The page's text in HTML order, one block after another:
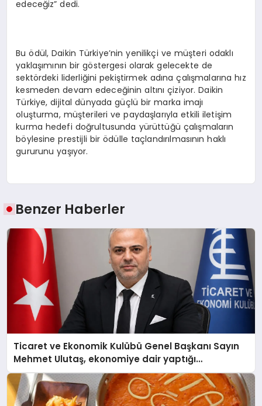
edeceğiz” dedi.
Bu ödül, Daikin Türkiye’nin yenilikçi ve müşteri odaklı
yaklaşımının bir göstergesi olarak gelecekte de
sektördeki liderliğini pekiştirmek adına çalışmalarına hız
kesmeden devam edeceğinin altını çiziyor. Daikin
Türkiye, dijital dünyada güçlü bir marka imajı
oluşturma, müşterileri ve paydaşlarıyla etkili iletişim
kurma hedefi doğrultusunda yürüttüğü çalışmaların
böylesine prestijli bir ödülle taçlandırılmasının haklı
gururunu yaşıyor.
Benzer Haberler
Ticaret ve Ekonomik Kulübü Genel Başkanı Sayın
Mehmet Ulutaş, ekonomiye dair yaptığı
açıklamada şunları kaydetti: